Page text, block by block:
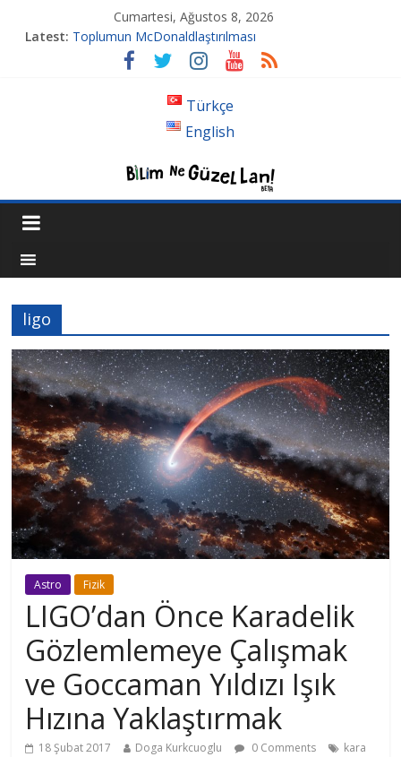
Cumartesi, Ağustos 8, 2026
Latest: Toplumun McDonaldlaştırılması
Tansiyon İlacı Derken Nerelere Geldik
Genetiği Değiştirilmiş Sivrisinekler Florida’da
Ahlakın Karanlık Yüzü: Şiddet ve Sosyopolitik İnançlar
Acı Kaybımız Pınar Boyraz
Türkçe
English
ligo
Astro Fizik
LIGO’dan Önce Karadelik
Gözlemlemeye Çalışmak
ve Goccaman Yıldızı Işık
Hızına Yaklaştırmak
18 Şubat 2017 Doga Kurkcuoglu 0 Comments
kara